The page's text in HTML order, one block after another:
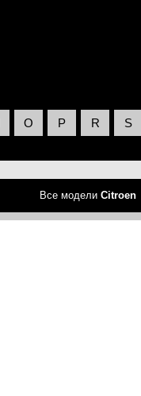
O P R S
Все модели Citroen